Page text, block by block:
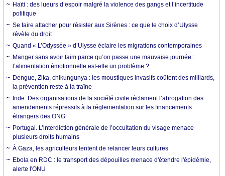
Haïti : des lueurs d’espoir malgré la violence des gangs et l’incertitude
politique
Se faire attacher pour résister aux Sirènes : ce que le choix d’Ulysse
révèle du droit
Quand « L’Odyssée » d’Ulysse éclaire les migrations contemporaines
Manger sans avoir faim parce qu’on passe une mauvaise journée :
l’alimentation émotionnelle est-elle un problème ?
Dengue, Zika, chikungunya : les moustiques invasifs coûtent des milliards,
la prévention reste à la traîne
Inde. Des organisations de la société civile réclament l’abrogation des
amendements répressifs à la réglementation sur les financements
étrangers des ONG
Portugal. L’interdiction générale de l’occultation du visage menace
plusieurs droits humains
À Gaza, les agriculteurs tentent de relancer leurs cultures
Ebola en RDC : le transport des dépouilles menace d'étendre l'épidémie,
alerte l'ONU